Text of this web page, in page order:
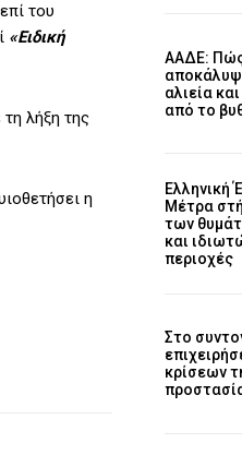
του
«Ειδική
λήξη της
η
ΑΑΔΕ:
αλιεία
από το
Ελληνική
Μέτρα
των
και
περιοχές
Στο
κρίσεων